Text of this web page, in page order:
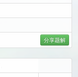
分享题解